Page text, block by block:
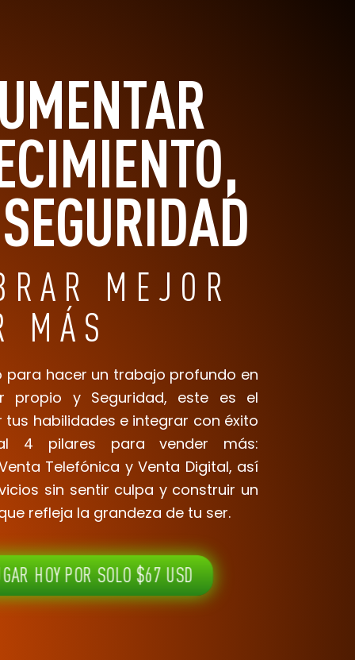
MEJOR
MÁS
para hacer un trabajo profundo en
propio y Seguridad, este es el
habilidades e integrar con éxito
4 pilares para vender más:
Telefónica y Venta Digital, así
sin sentir culpa y construir un
refleja la grandeza de tu ser.
HOY POR SOLO $67 USD